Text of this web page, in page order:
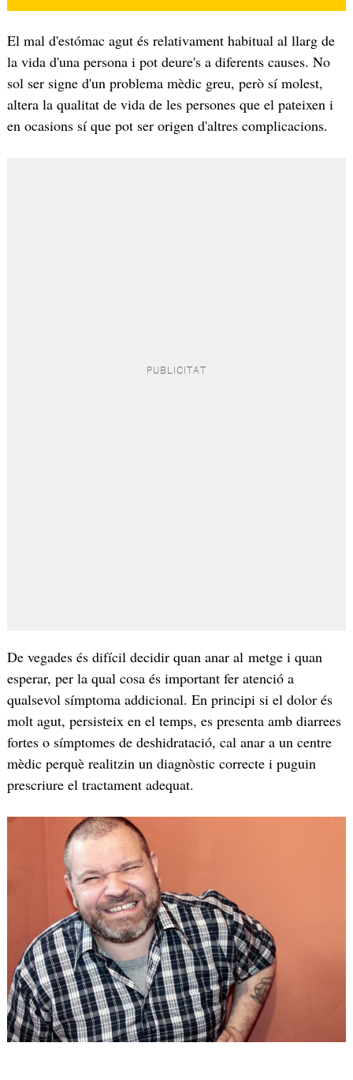
El mal d'estómac agut és relativament habitual al llarg de
la vida d'una persona i pot deure's a diferents causes. No
sol ser signe d'un problema mèdic greu, però sí molest,
altera la qualitat de vida de les persones que el pateixen i
en ocasions sí que pot ser origen d'altres complicacions.
De vegades és difícil decidir quan anar al metge i quan
esperar, per la qual cosa és important fer atenció a
qualsevol símptoma addicional. En principi si el dolor és
molt agut, persisteix en el temps, es presenta amb diarrees
fortes o símptomes de deshidratació, cal anar a un centre
mèdic perquè realitzin un diagnòstic correcte i puguin
prescriure el tractament adequat.